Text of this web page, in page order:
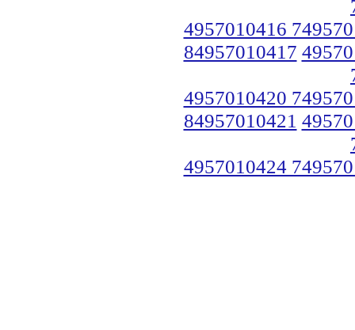
4957010416
84957010417
4957010420
84957010421
4957010424